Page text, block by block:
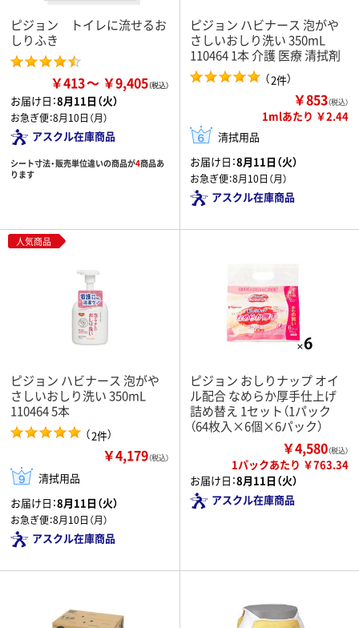
ピジョン トイレに流せるお
しりふき
￥413 ￥9,405
お届け日：8月11日（火）
お急ぎ便：8月10日（月）
アスクル在庫商品
シート寸法・販売単位違いの商品が4商品あ
ります
ピジョン ハビナース 泡がや
さしいおしり洗い 350mL
110464 1本 介護 医療 清拭剤
（2件）
￥853（税込）
1mlあたり ￥2.44
清拭用品
お届け日：8月11日（火）
お急ぎ便：8月10日（月）
アスクル在庫商品
人気商品
ピジョン ハビナース 泡がや
さしいおしり洗い 350mL
110464 5本
（2件）
￥4,179（税込）
清拭用品
お届け日：8月11日（火）
お急ぎ便：8月10日（月）
アスクル在庫商品
ピジョン おしりナップ オイ
ル配合 なめらか厚手仕上げ
詰め替え 1セット（1パック
（64枚入×6個×6パック）
￥4,580（税込）
1パックあたり ￥763.34
お届け日：8月11日（火）
アスクル在庫商品